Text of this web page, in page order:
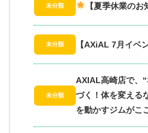
未分類 【夏季休業のお
未分類 【AXiAL 7月イベ
未分類
AXIAL高崎店で、
づく！体を変える
を動かすジムがこ